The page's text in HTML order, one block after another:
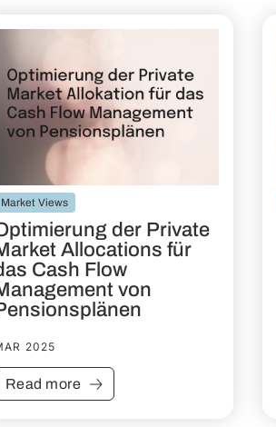
Market Views
der Private
Allocations für
Cash Flow
von
2025
Read more